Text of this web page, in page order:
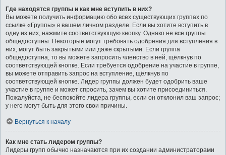
Где находятся группы и как мне вступить в них?
Вы можете получить информацию обо всех существующих группах по
ссылке «Группы» в вашем личном разделе. Если вы хотите вступить в
одну из них, нажмите соответствующую кнопку. Однако не все группы
общедоступны. Некоторые могут требовать одобрения для вступления в
них, могут быть закрытыми или даже скрытыми. Если группа
общедоступна, то вы можете запросить членство в ней, щёлкнув по
соответствующей кнопке. Если требуется одобрение на участие в группе,
вы можете отправить запрос на вступление, щёлкнув по
соответствующей кнопке. Лидер группы должен будет одобрить ваше
участие в группе и может спросить, зачем вы хотите присоединиться.
Пожалуйста, не беспокойте лидера группы, если он отклонил ваш запрос;
у него могут быть для этого свои причины.
Вернуться к началу
Как мне стать лидером группы?
Лидеры групп обычно назначаются при их создании администраторами